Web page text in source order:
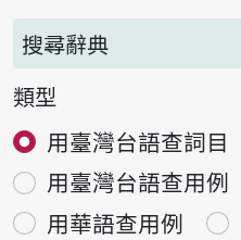
搜尋辭典
類型
用臺灣台語查詞目
用臺灣台語查用例
用華語查用例